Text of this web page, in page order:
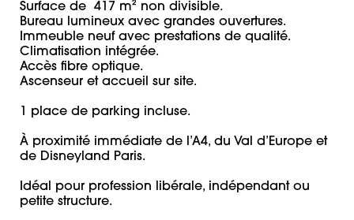
Surface de  417 m² non divisible.
Bureau lumineux avec grandes ouvertures.
Immeuble neuf avec prestations de qualité.
Climatisation intégrée.
Accès fibre optique.
Ascenseur et accueil sur site.
1 place de parking incluse.
À proximité immédiate de l’A4, du Val d’Europe et
de Disneyland Paris.
Idéal pour profession libérale, indépendant ou
petite structure.